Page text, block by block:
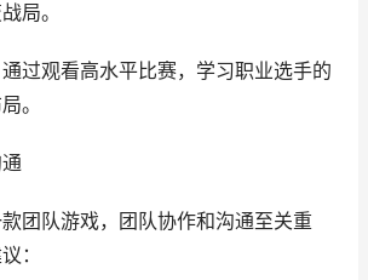
局。
过观看高水平比赛，学习职业选手的
。
款团队游戏，团队协作和沟通至关重
：